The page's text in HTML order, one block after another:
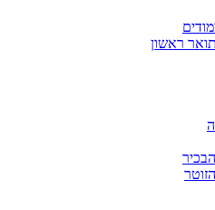
ראשון